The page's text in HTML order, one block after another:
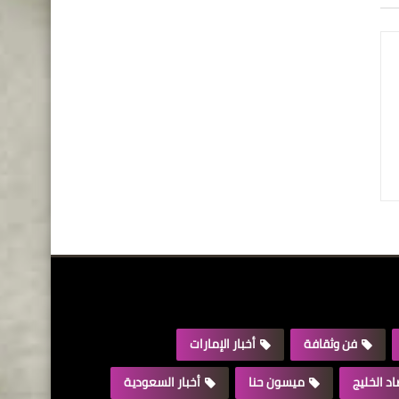
فن وثقافة
أخبار الإمارات
الخليج
ميسون حنا أخبار السعودية